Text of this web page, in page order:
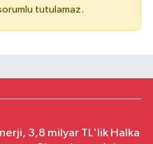
tutulamaz.
3,8 milyar TL'lik Halka